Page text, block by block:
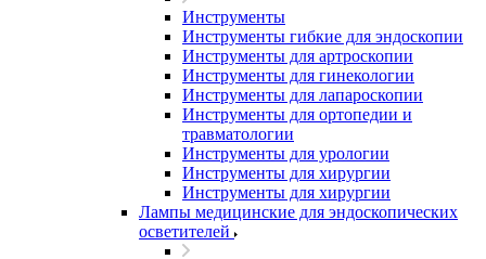
Инструменты
Инструменты гибкие для эндоскопии
Инструменты для артроскопии
Инструменты для гинекологии
Инструменты для лапароскопии
Инструменты для ортопедии и
травматологии
Инструменты для урологии
Инструменты для хирургии
Инструменты для хирургии
Лампы медицинские для эндоскопических
осветителей